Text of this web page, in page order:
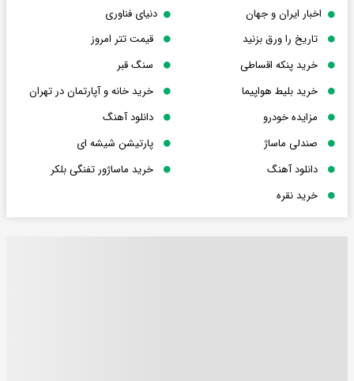
اخبار ایران و جهان
دنیای فناوری
تاریخ را ورق بزنید
قیمت تتر امروز
خرید پنکه اقساطی
سنگ قبر
خرید بلیط هواپیما
خرید خانه و آپارتمان در تهران
مزایده خودرو
دانلود آهنگ
صندلی ماساژ
پارتیشن شیشه ای
دانلود آهنگ
خرید ماساژور تفنگی بلکر
خرید نقره